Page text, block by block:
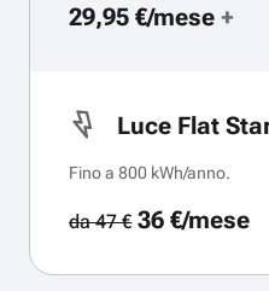
29,95 €/mese +
Luce Flat
Fino a 800 kWh/anno.
da 47 €36 €/mese